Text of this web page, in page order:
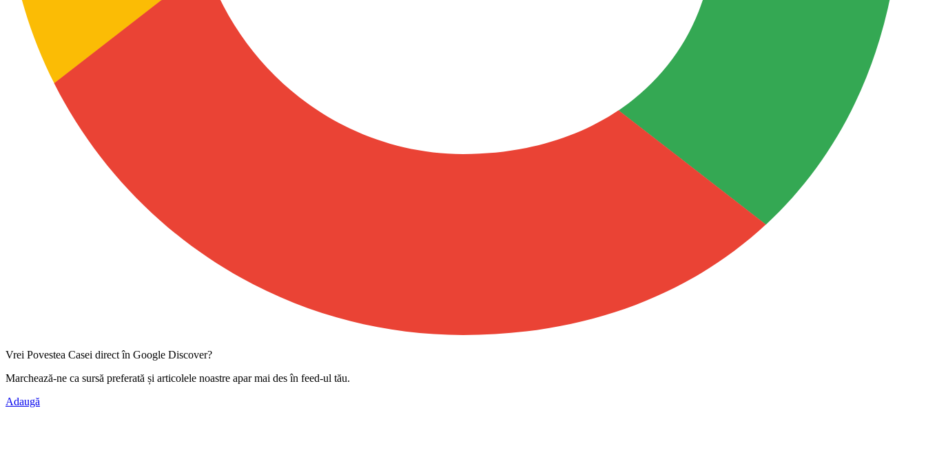
Vrei Povestea Casei direct în Google Discover?
Marchează-ne ca sursă preferată și articolele noastre apar mai des în feed-ul tău.
Adaugă